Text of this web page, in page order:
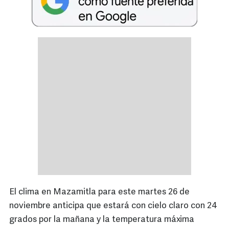
El clima en Mazamitla para este martes 26 de
noviembre anticipa que estará con cielo claro con 24
grados por la mañana y la temperatura máxima